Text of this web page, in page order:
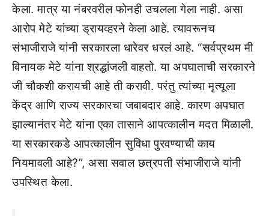
केला. मात्र या नंबरवरील फोनही उचलला गेला नाही. असा
आरोप मेटे यांच्या ड्रायव्हरने केला आहे. त्यावरूनच
संभाजीराजे यांनी सरकारला धारेवर धरलं आहे. “सर्वप्रथम मी
विनायक मेटे यांना श्रद्धांजली वाहतो. या अपघाताची सरकारने
जी चौकशी करायची आहे ती करावी. परंतु त्यांच्या मृत्यूला
केंद्र आणि राज्य सरकारचा जबाबदार आहे. कारण अपघात
झाल्यानंतर मेटे यांना एका तासाने आपत्कालीन मदत मिळाली.
या सरकारकडे आपत्कालीन सुविधा पुरवण्याची काय
नियमावली आहे?”, असा सवाल छत्रपती संभाजीराजे यांनी
उपस्थित केला.